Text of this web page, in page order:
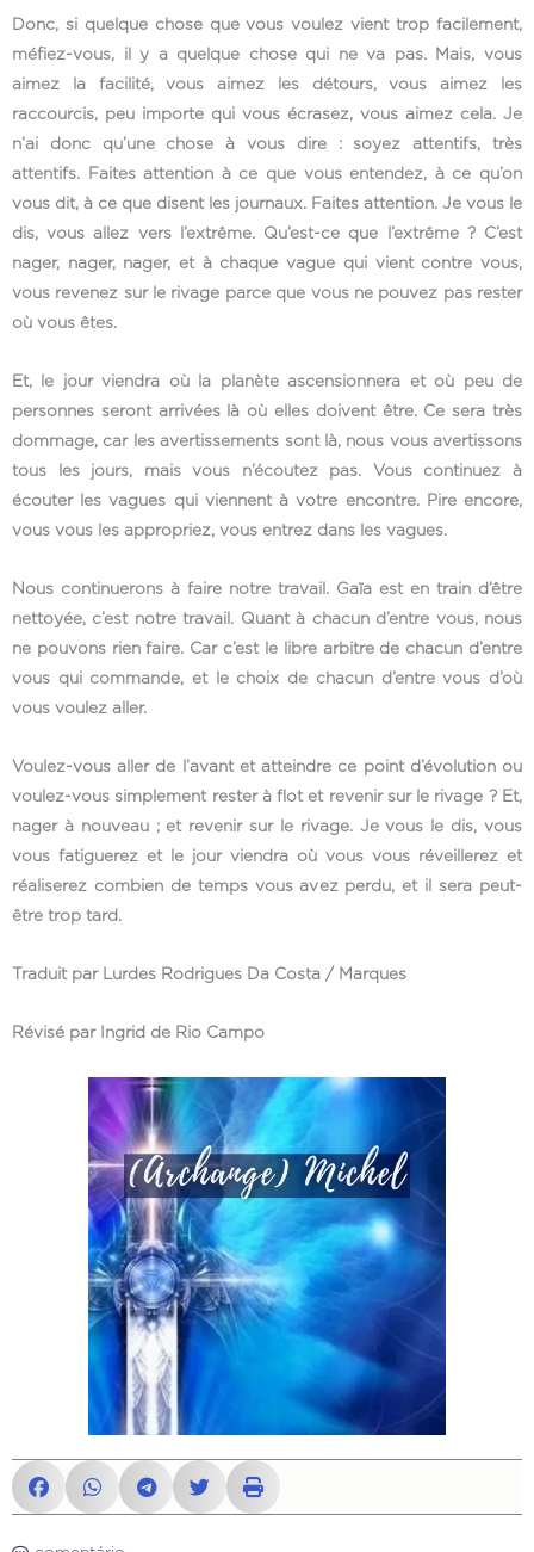
Donc, si quelque chose que vous voulez vient trop facilement,
méfiez-vous, il y a quelque chose qui ne va pas. Mais, vous
aimez la facilité, vous aimez les détours, vous aimez les
raccourcis, peu importe qui vous écrasez, vous aimez cela. Je
n’ai donc qu’une chose à vous dire : soyez attentifs, très
attentifs. Faites attention à ce que vous entendez, à ce qu’on
vous dit, à ce que disent les journaux. Faites attention. Je vous le
dis, vous allez vers l’extrême. Qu’est-ce que l’extrême ? C’est
nager, nager, nager, et à chaque vague qui vient contre vous,
vous revenez sur le rivage parce que vous ne pouvez pas rester
où vous êtes.
Et, le jour viendra où la planète ascensionnera et où peu de
personnes seront arrivées là où elles doivent être. Ce sera très
dommage, car les avertissements sont là, nous vous avertissons
tous les jours, mais vous n’écoutez pas. Vous continuez à
écouter les vagues qui viennent à votre encontre. Pire encore,
vous vous les appropriez, vous entrez dans les vagues.
Nous continuerons à faire notre travail. Gaïa est en train d’être
nettoyée, c’est notre travail. Quant à chacun d’entre vous, nous
ne pouvons rien faire. Car c’est le libre arbitre de chacun d’entre
vous qui commande, et le choix de chacun d’entre vous d’où
vous voulez aller.
Voulez-vous aller de l’avant et atteindre ce point d’évolution ou
voulez-vous simplement rester à flot et revenir sur le rivage ? Et,
nager à nouveau ; et revenir sur le rivage. Je vous le dis, vous
vous fatiguerez et le jour viendra où vous vous réveillerez et
réaliserez combien de temps vous avez perdu, et il sera peut-
être trop tard.
Traduit par Lurdes Rodrigues Da Costa / Marques
Révisé par Ingrid de Rio Campo